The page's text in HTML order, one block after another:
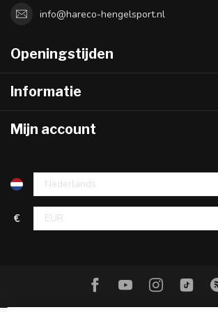
info@hareco-hengelsport.nl
Openingstijden
Informatie
Mijn account
€